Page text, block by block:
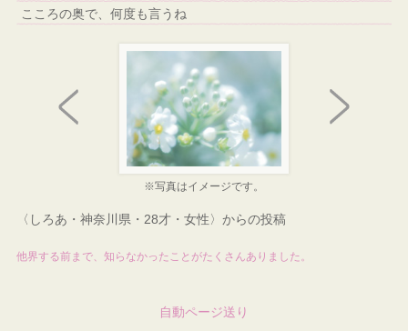
こころの奥で、何度も言うね
※写真はイメージです。
〈しろあ・神奈川県・28才・女性〉からの投稿
他界する前まで、知らなかったことがたくさんありました。
自動ページ送り